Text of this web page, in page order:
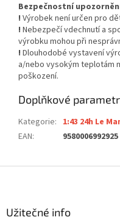
Bezpečnostní
! Výrobek není určen pro
! Nebezpečí vdechnutí a
výrobku mohou při
! Dlouhodobé vystavení
a/nebo vysokým teplotám
poškození.
Doplňkové
Kategorie: 1:43 24h Le
EAN: 9580006992925
Užitečné info